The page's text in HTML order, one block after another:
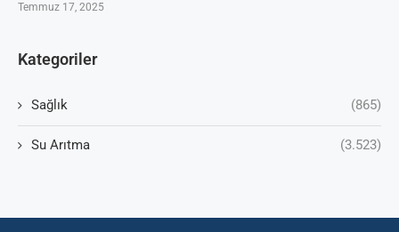
Temmuz 17, 2025
Kategoriler
Sağlık (865)
Su Arıtma (3.523)